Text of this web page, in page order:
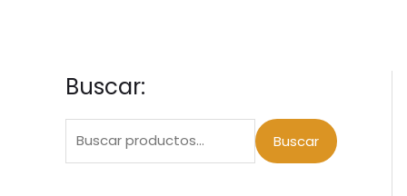
Buscar:
B
c
Buscar